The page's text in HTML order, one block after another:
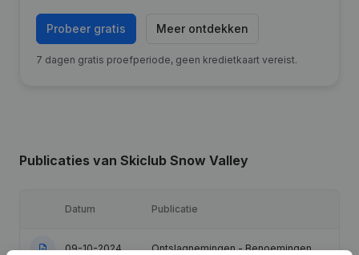
Probeer gratis Meer ontdekken
7 dagen gratis proefperiode, geen kredietkaart vereist.
Publicaties van Skiclub Snow Valley
Datum Publicatie
09-10-2024 Ontslagnemingen - Benoemingen